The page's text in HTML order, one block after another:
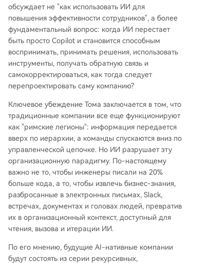
будущего — это система AI-агентов, которые
«чувствуют» данные (письма, аналитику), при
нимают решения, используют инструменты и с
амостоятельно учатся на результатах, улучша
ясь даже без участия человека. 2. **Токены вм
есто штата:** Основным ограничивающим рес
урсом станут не сотрудники, а использование
токенов ИИ. Функции среднего менеджмента
итаемость для ИИ:** Необходимо фиксироват
ь всё (разговоры, встречи, переписку), чтобы
сделать совокупный опыт компании доступны
м для AI-систем — «мозга компании». 4. **Рол
ь человека:** Люди останутся на «окраинах» э
той системы для работы с реальным миром: в
ситуациях, требующих этических суждений, в
ысокой эмоциональной вовлеченности или de
aling с новыми, нестандартными сценариями.
Вывод: Создателям стоит задуматься о постро
ении не просто команды, а самообучающейся
интеллектуальной системы, где ценность созд
томатизированных процессов.
обсуждает не "как использовать ИИ для
повышения эффективности сотрудников", а более
фундаментальный вопрос: когда ИИ перестает
быть просто Copilot и становится способным
воспринимать, принимать решения, использовать
инструменты, получать обратную связь и
самокорректироваться, как тогда следует
перепроектировать саму компанию?
Ключевое убеждение Тома заключается в том, что
традиционные компании все еще функционируют
как "римские легионы": информация передается
вверх по иерархии, а команды спускаются вниз по
управленческой цепочке. Но ИИ разрушает эту
организационную парадигму. По-настоящему
важно не то, чтобы инженеры писали на 20%
больше кода, а то, чтобы извлечь бизнес-знания,
разбросанные в электронных письмах, Slack,
встречах, документах и головах людей, превратив
их в организационный контекст, доступный для
чтения, вызова и итерации ИИ.
По его мнению, будущие AI-нативные компании
будут состоять из серии рекурсивных,